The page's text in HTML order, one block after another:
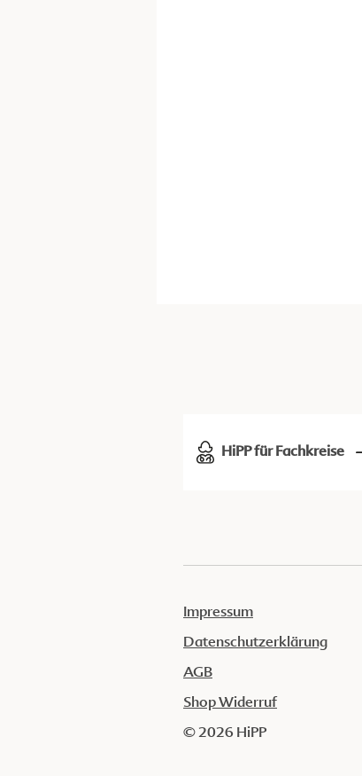
HiPP für Fachkreise
Impressum
Datenschutzerklärung
AGB
Shop Widerruf
© 2026 HiPP